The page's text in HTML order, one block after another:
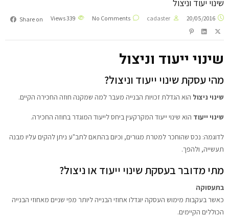
שינוי יעוד וניצול
cadaster
Views
Share on
שינוי ייעוד וניצול
מהי עסקת שינוי ייעוד וניצול?
שינוי ניצול הוא הגדלת זכויות הבנייה מעבר למה שמקנה חוזה החכירה הקיים.
שינוי ייעוד הוא שינוי ייעוד המקרקעין ביחס לייעוד המוגדר בחוזה החכירה.
לדוגמה: נכס שהוחכר למטרת מגורים, וכיום בהתאם לתב"ע ניתן להקים עליו מבנה
תעשייה, ולהפך.
מתי מדובר בעסקת שינוי ייעוד או ניצול?
בתעסוקה
כאשר בעקבות מימוש העסקה יוגדלו אחוזי הבנייה ליותר מפי שניים מאחוזי הבנייה
הכוללים הקיימים.